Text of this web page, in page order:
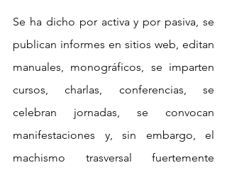
Se ha dicho por activa y por pasiva, se
publican informes en sitios web, editan
manuales, monográficos, se imparten
cursos, charlas, conferencias, se
celebran jornadas, se convocan
manifestaciones y, sin embargo, el
machismo trasversal fuertemente